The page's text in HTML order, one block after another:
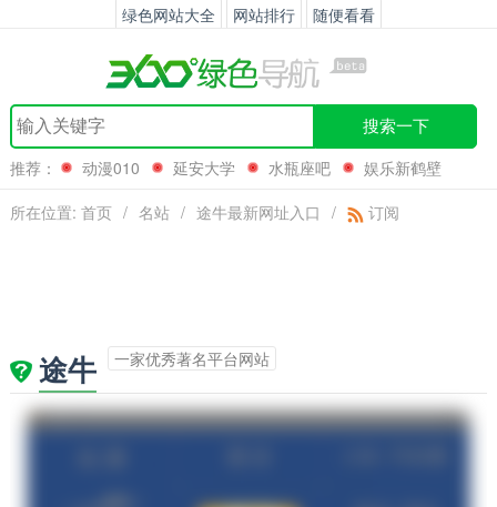
绿色网站大全 网站排行 随便看看
搜索一下
推荐： 动漫010 延安大学 水瓶座吧
娱乐新鹤壁
所在位置: 首页 / 名站 / 途牛最新网址入口 / 订阅
途牛 一家优秀著名平台网站